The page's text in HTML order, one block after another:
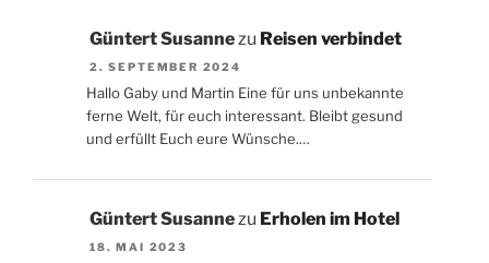
Güntert Susannezu Reisen verbindet
2. SEPTEMBER 2024
Hallo Gaby und Martin Eine für uns unbekannte
ferne Welt, für euch interessant. Bleibt gesund
und erfüllt Euch eure Wünsche.…
Güntert Susannezu Erholen im Hotel
18. MAI 2023